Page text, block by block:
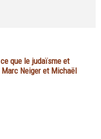
que le judaïsme et
Neiger et Michaël